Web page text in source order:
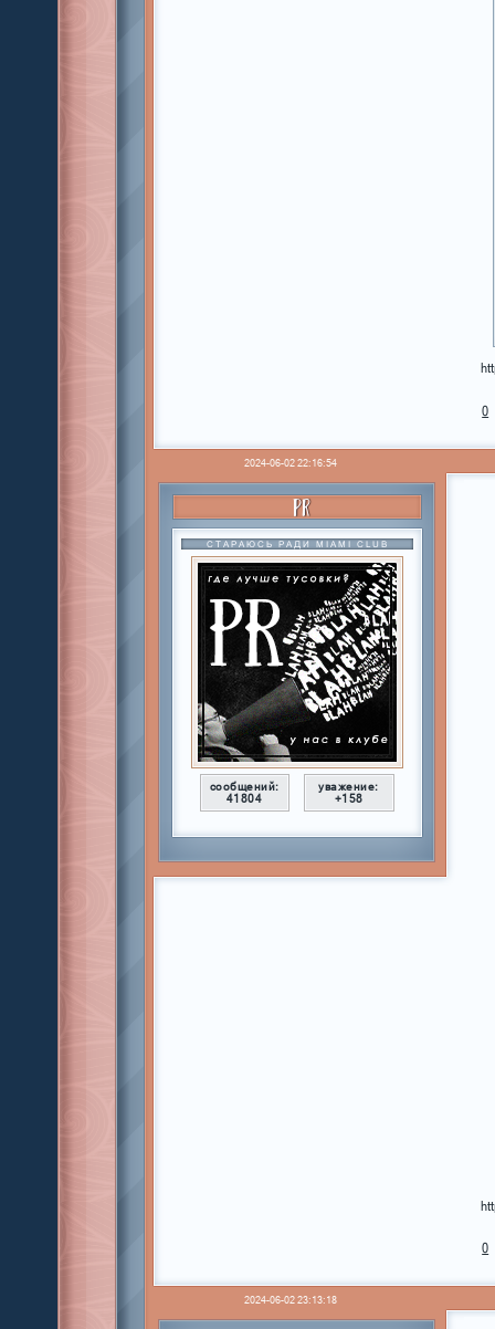
0
2024-06-02 22:16:54
PR
СТАРАЮСЬ РАДИ MIAMI CLUB
сообщений:
41804
уважение:
+158
0
2024-06-02 23:13:18